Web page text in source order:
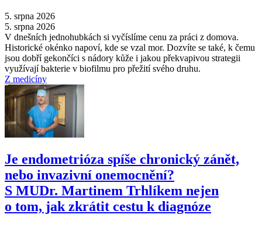
5. srpna 2026
5. srpna 2026
V dnešních jednohubkách si vyčíslíme cenu za práci z domova.
Historické okénko napoví, kde se vzal mor. Dozvíte se také, k čemu
jsou dobří gekončíci s nádory kůže i jakou překvapivou strategii
využívají bakterie v biofilmu pro přežití svého druhu.
Z medicíny
Je endometrióza spíše chronický zánět,
nebo invazivní onemocnění?
S MUDr. Martinem Trhlíkem nejen
o tom, jak zkrátit cestu k diagnóze